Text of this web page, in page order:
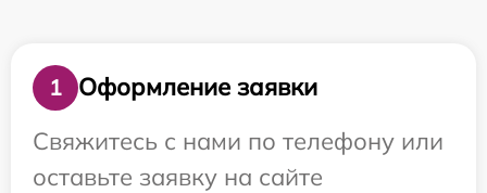
1
Оформление заявки
Свяжитесь с нами по телефону или
оставьте заявку на сайте